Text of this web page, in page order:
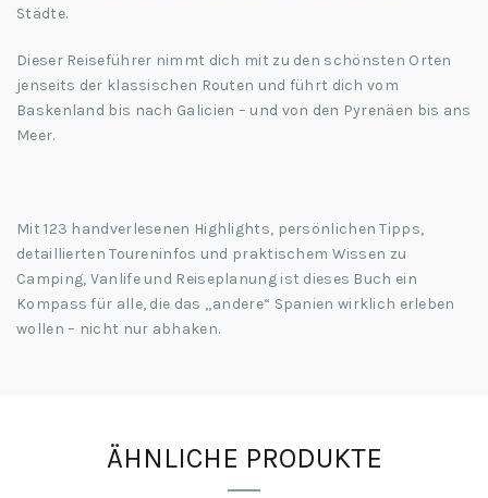
Städte.
Dieser Reiseführer nimmt dich mit zu den schönsten Orten
jenseits der klassischen Routen und führt dich vom
Baskenland bis nach Galicien – und von den Pyrenäen bis ans
Meer.
Mit 123 handverlesenen Highlights, persönlichen Tipps,
detaillierten Toureninfos und praktischem Wissen zu
Camping, Vanlife und Reiseplanung ist dieses Buch ein
Kompass für alle, die das „andere“ Spanien wirklich erleben
wollen – nicht nur abhaken.
ÄHNLICHE PRODUKTE